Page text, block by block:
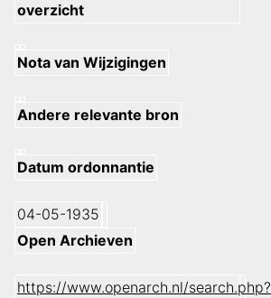
overzicht
Nota van Wijzigingen
Andere relevante bron
Datum ordonnantie
04-05-1935
Open Archieven
https://www.openarch.nl/search.php?